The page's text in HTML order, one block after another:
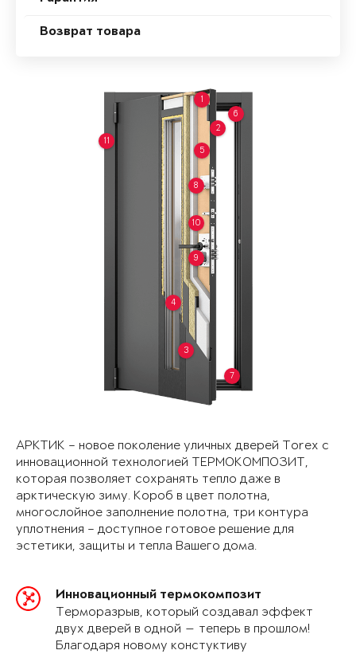
Возврат товара
1
2
3
4
5
6
7
8
9
10
11
АРКТИК – новое поколение уличных дверей Torex с
инновационной технологией ТЕРМОКОМПОЗИТ,
которая позволяет сохранять тепло даже в
арктическую зиму. Короб в цвет полотна,
многослойное заполнение полотна, три контура
уплотнения – доступное готовое решение для
эстетики, защиты и тепла Вашего дома.
Инновационный термокомпозит
Терморазрыв, который создавал эффект
двух дверей в одной — теперь в прошлом!
Благодаря новому констуктиву